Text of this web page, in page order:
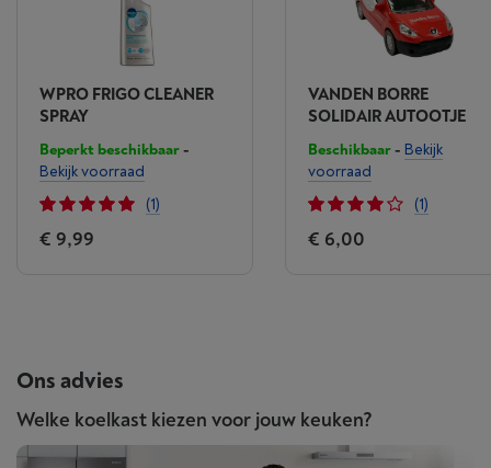
WPRO FRIGO CLEANER
SPRAY
Beperkt beschikbaar-
Bekijk voorraad
(1)
€ 9,99
VANDEN BORRE
SOLIDAIR AUTOOTJE
Beschikbaar- Bekijk
voorraad
(1)
€ 6,00
Ons advies
Welke koelkast kiezen voor jouw keuken?